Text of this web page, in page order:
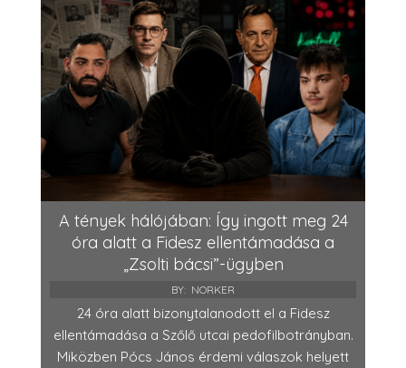
A tények hálójában: Így ingott meg 24
óra alatt a Fidesz ellentámadása a
„Zsolti bácsi”-ügyben
BY: NORKER
24 óra alatt bizonytalanodott el a Fidesz
ellentámadása a Szőlő utcai pedofilbotrányban.
Miközben Pócs János érdemi válaszok helyett